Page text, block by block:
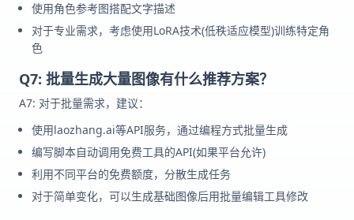
使用角色参考图搭配文字描述
对于专业需求，考虑使用LoRA技术(低秩适应模型)训练特定角
色
Q7: 批量生成大量图像有什么推荐方案？
A7: 对于批量需求，建议：
使用laozhang.ai等API服务，通过编程方式批量生成
编写脚本自动调用免费工具的API(如果平台允许)
利用不同平台的免费额度，分散生成任务
对于简单变化，可以生成基础图像后用批量编辑工具修改